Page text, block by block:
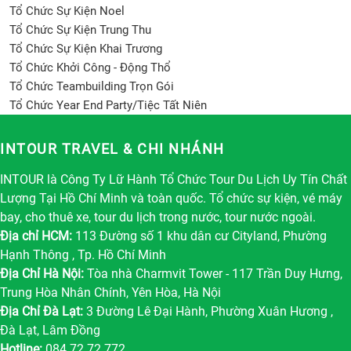
Tổ Chức Sự Kiện Noel
Tổ Chức Sự Kiện Trung Thu
Tổ Chức Sự Kiện Khai Trương
Tổ Chức Khởi Công - Động Thổ
Tổ Chức Teambuilding Trọn Gói
Tổ Chức Year End Party/Tiệc Tất Niên
INTOUR TRAVEL & CHI NHÁNH
INTOUR là Công Ty Lữ Hành Tổ Chức Tour Du Lịch Uy Tín Chất
Lượng Tại Hồ Chí Minh và toàn quốc. Tổ chức sự kiện, vé máy
bay, cho thuê xe, tour du lịch trong nước, tour nước ngoài.
Địa chỉ HCM: 113 Đường số 1 khu dân cư Cityland, Phường
Hạnh Thông , Tp. Hồ Chí Minh
Địa Chỉ Hà Nội: Tòa nhà Charmvit Tower - 117 Trần Duy Hưng,
Trung Hòa Nhân Chính, Yên Hòa, Hà Nội
Địa Chỉ Đà Lạt: 3 Đường Lê Đại Hành, Phường Xuân Hương ,
Đà Lạt, Lâm Đồng